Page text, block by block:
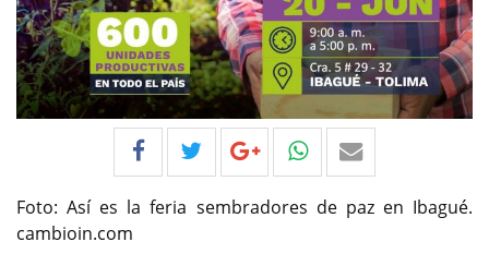
Foto: Así es la feria sembradores de paz en Ibagué.
cambioin.com